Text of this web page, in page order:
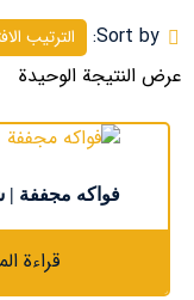
عرض النتيجة الوحيدة
الترتيب
فواكه مجففة |
قراءة